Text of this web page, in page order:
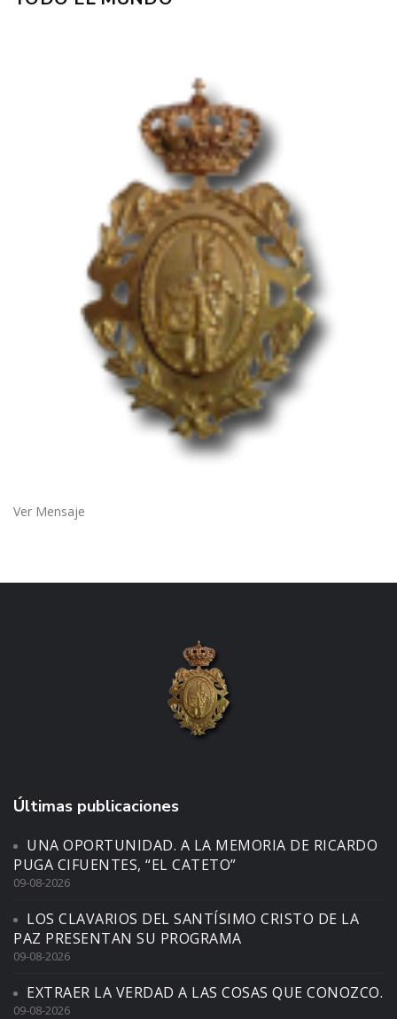
Ver Mensaje
Últimas publicaciones
UNA OPORTUNIDAD. A LA MEMORIA DE RICARDO
PUGA CIFUENTES, “EL CATETO”
09-08-2026
LOS CLAVARIOS DEL SANTÍSIMO CRISTO DE LA
PAZ PRESENTAN SU PROGRAMA
09-08-2026
EXTRAER LA VERDAD A LAS COSAS QUE CONOZCO.
09-08-2026